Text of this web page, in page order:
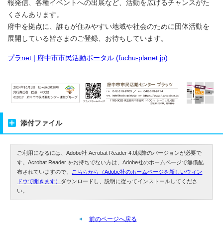
報発信、各種イベントへの出展など、活動を広げるチャンスがた
くさんあります。
府中を拠点に、誰もが住みやすい地域や社会のために団体活動を
展開している皆さまのご登録、お待ちしています。
プラnet | 府中市市民活動ポータル (fuchu-planet.jp)
添付ファイル
ご利用になるには、Adobe社 Acrobat Reader 4.0以降のバージョンが必要で
す。Acrobat Reader をお持ちでない方は、Adobe社のホームページで無償配
布されていますので、
こちらから（Adobe社のホームページを新しいウィン
ドウで開きます） ダウンロードし、説明に従ってインストールしてくださ
い。
前のページへ戻る